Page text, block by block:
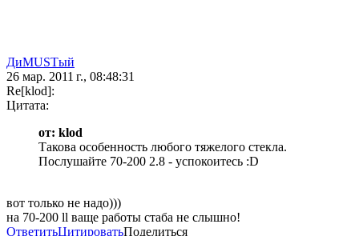
ДиMUSTый
26 мар. 2011 г., 08:48:31
Re[klod]:
Цитата:
от: klod
Такова особенность любого тяжелого стекла.
Послушайте 70-200 2.8 - успокоитесь :D
вот только не надо)))
на 70-200 ll ваще работы стаба не слышно!
ОтветитьЦитироватьПоделиться